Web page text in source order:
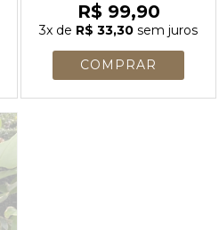
R$ 99,90
3x de R$ 33,30 sem juros